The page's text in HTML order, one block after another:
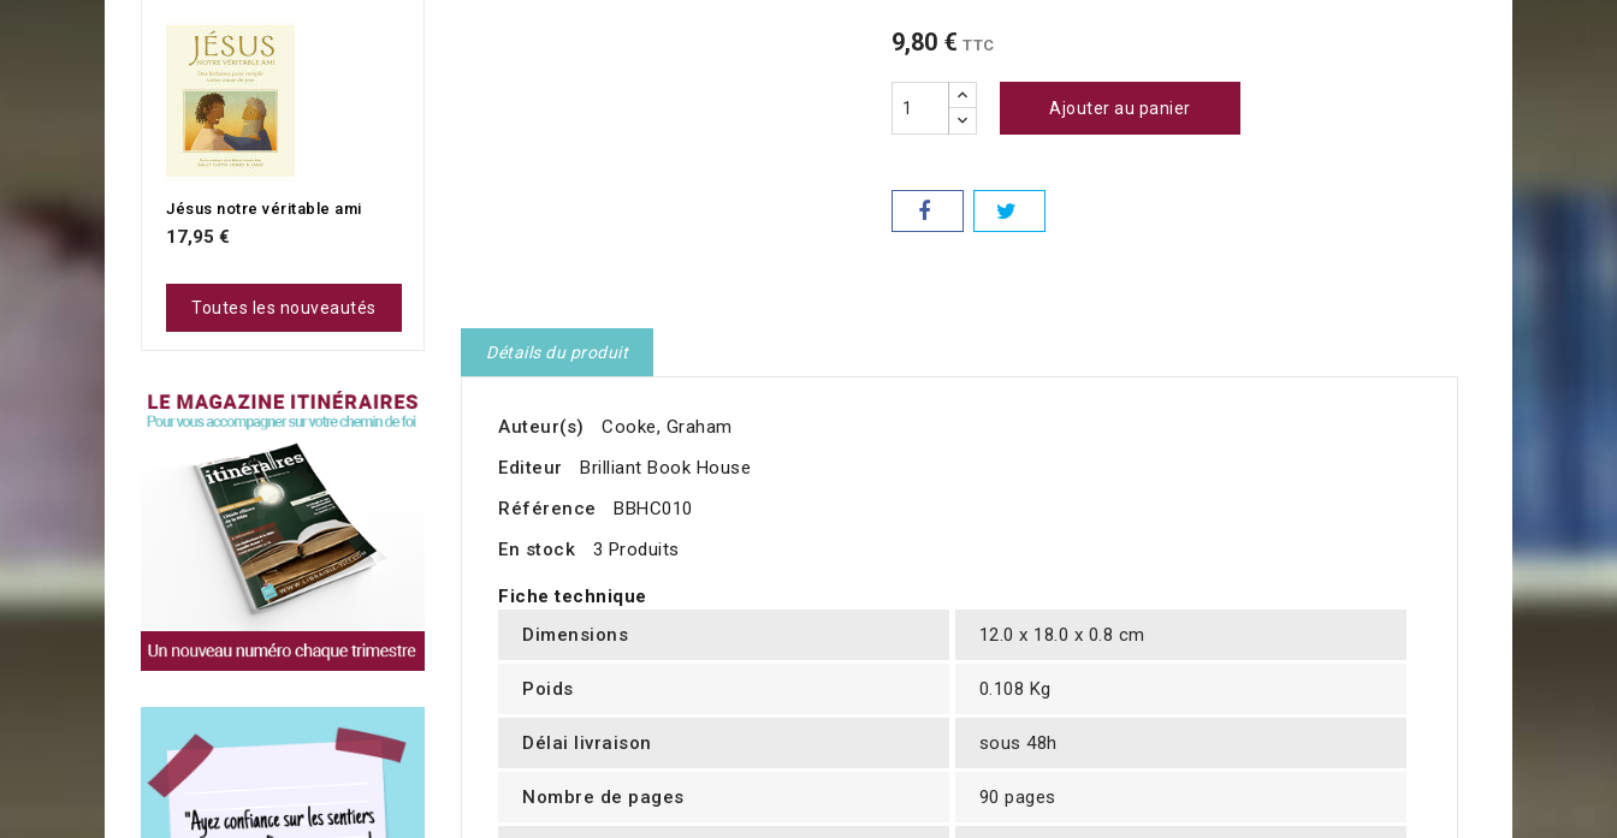
9,80 € TTC
Ajouter au panier
Détails du produit
Auteur(s)
Cooke, Graham
Editeur
Brilliant Book House
Référence
BBHC010
En stock
3 Produits
Fiche technique
Dimensions
12.0 x 18.0 x 0.8 cm
Poids 0.108 Kg
Délai livraison sous 48h
Nombre de pages 90 pages
Jésus notre véritable ami
17,95 €
Toutes les nouveautés